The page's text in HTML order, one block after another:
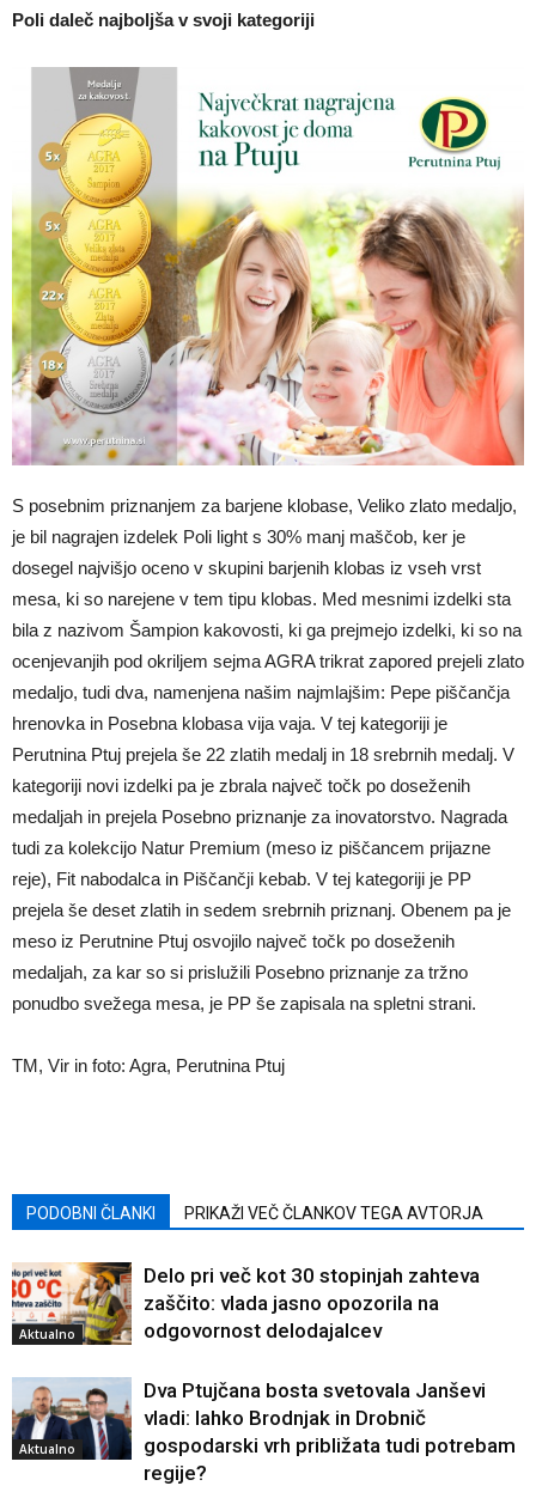
Poli daleč najboljša v svoji kategoriji
S posebnim priznanjem za barjene klobase, Veliko zlato medaljo,
je bil nagrajen izdelek Poli light s 30% manj maščob, ker je
dosegel najvišjo oceno v skupini barjenih klobas iz vseh vrst
mesa, ki so narejene v tem tipu klobas. Med mesnimi izdelki sta
bila z nazivom Šampion kakovosti, ki ga prejmejo izdelki, ki so na
ocenjevanjih pod okriljem sejma AGRA trikrat zapored prejeli zlato
medaljo, tudi dva, namenjena našim najmlajšim: Pepe piščančja
hrenovka in Posebna klobasa vija vaja. V tej kategoriji je
Perutnina Ptuj prejela še 22 zlatih medalj in 18 srebrnih medalj. V
kategoriji novi izdelki pa je zbrala največ točk po doseženih
medaljah in prejela Posebno priznanje za inovatorstvo. Nagrada
tudi za kolekcijo Natur Premium (meso iz piščancem prijazne
reje), Fit nabodalca in Piščančji kebab. V tej kategoriji je PP
prejela še deset zlatih in sedem srebrnih priznanj. Obenem pa je
meso iz Perutnine Ptuj osvojilo največ točk po doseženih
medaljah, za kar so si prislužili Posebno priznanje za tržno
ponudbo svežega mesa, je PP še zapisala na spletni strani.
TM, Vir in foto: Agra, Perutnina Ptuj
PODOBNI ČLANKI PRIKAŽI VEČ ČLANKOV TEGA AVTORJA
Aktualno
Delo pri več kot 30 stopinjah zahteva
zaščito: vlada jasno opozorila na
odgovornost delodajalcev
Aktualno
Dva Ptujčana bosta svetovala Janševi
vladi: lahko Brodnjak in Drobnič
gospodarski vrh približata tudi potrebam
regije?